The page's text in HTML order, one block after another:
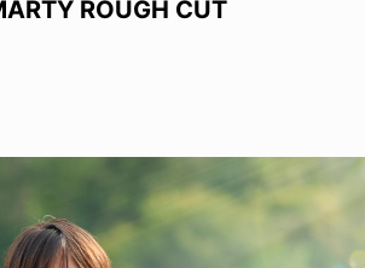
ROUGH CUT